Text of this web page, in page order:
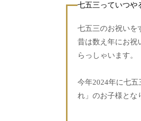
七五三っていつや
七五三のお祝いを
昔は数え年にお祝
らっしゃいます。
今年2024年に七
れ」のお子様とな